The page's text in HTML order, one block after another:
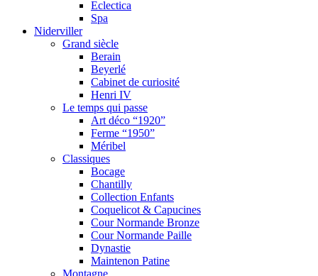
Eclectica
Spa
Niderviller
Grand siècle
Berain
Beyerlé
Cabinet de curiosité
Henri IV
Le temps qui passe
Art déco “1920”
Ferme “1950”
Méribel
Classiques
Bocage
Chantilly
Collection Enfants
Coquelicot & Capucines
Cour Normande Bronze
Cour Normande Paille
Dynastie
Maintenon Patine
Montagne